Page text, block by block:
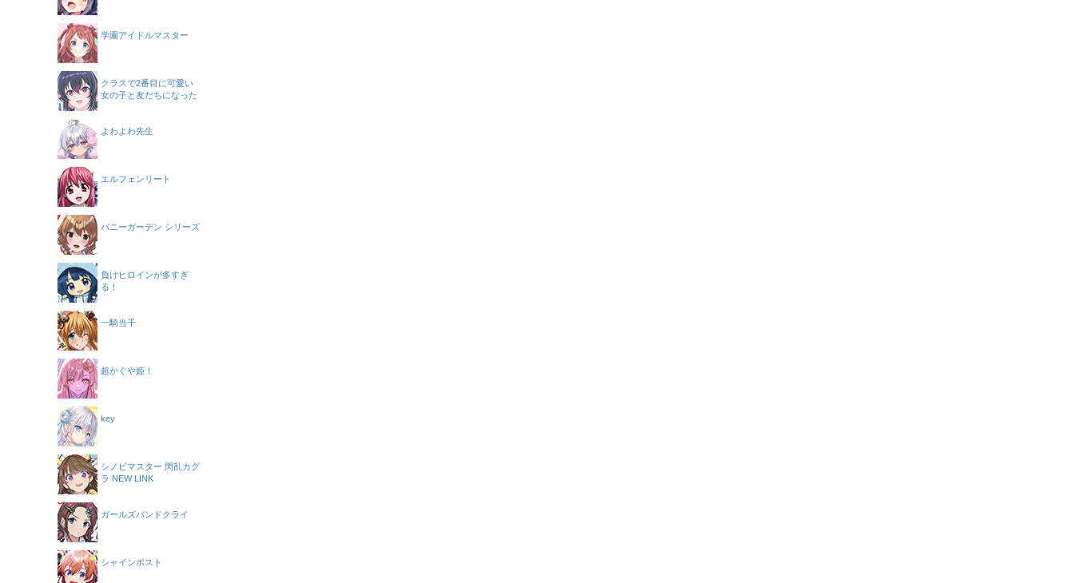
学園アイドルマスター
クラスで2番目に可愛い
女の子と友だちになった
よわよわ先生
エルフェンリート
バニーガーデン シリーズ
負けヒロインが多すぎ
る！
一騎当千
超かぐや姫！
key
シノビマスター 閃乱カグ
ラ NEW LINK
ガールズバンドクライ
シャインポスト